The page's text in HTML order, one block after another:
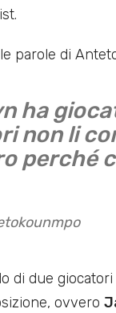
parole di
ha
non li
perché
di due
ovvero